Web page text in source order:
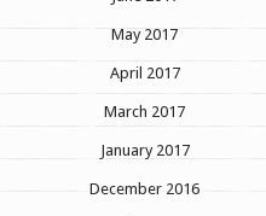
May 2017
April 2017
March 2017
January 2017
December 2016